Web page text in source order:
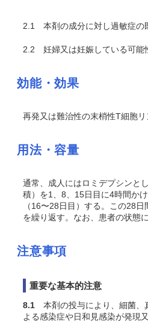
2.1 本剤の成分に対し過敏症の
2.2 妊婦又は妊娠している可能
効能・効果
再発又は難治性の末梢性T細胞
用法・容量
通常、成人にはロミデプシンと
積）を1、8、15日目に4時間か
（16〜28日目）する。この28
を繰り返す。なお、患者の状態
注意事項
重要な基本的注意
8.1 本剤の投与により、細菌、
よる感染症や日和見感染が発現